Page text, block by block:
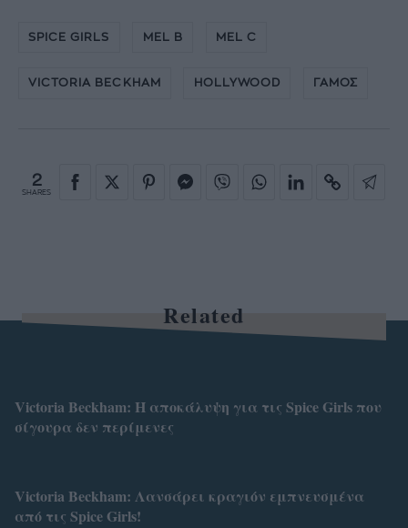
SPICE GIRLS MEL B MEL C
VICTORIA BECKHAM HOLLYWOOD ΓΑΜΟΣ
2
SHARES
Related
Victoria Beckham: Η αποκάλυψη για τις Spice Girls που
σίγουρα δεν περίμενες
Victoria Beckham: Λανσάρει κραγιόν εμπνευσμένα
από τις Spice Girls!